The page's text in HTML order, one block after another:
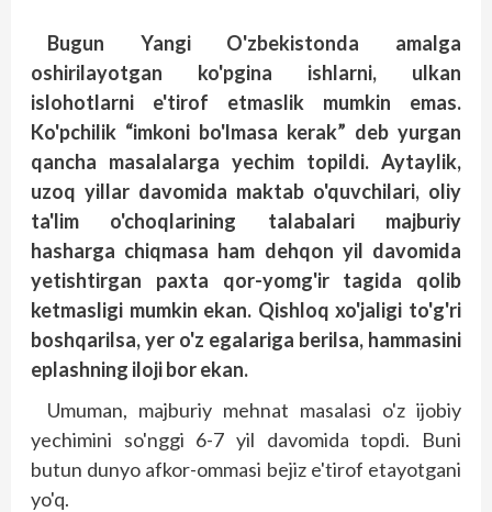
Bugun Yangi O'zbekistonda amalga
oshirilayotgan ko'pgina ishlarni, ulkan
islohotlarni e'tirof etmaslik mumkin emas.
Ko'pchilik “imkoni bo'lmasa kerak” deb yurgan
qancha masalalarga yechim topildi. Aytaylik,
uzoq yillar davomida maktab o'quvchilari, oliy
ta'lim o'choqlarining talabalari majburiy
hasharga chiqmasa ham dehqon yil davomida
yetishtirgan paxta qor-yomg'ir tagida qolib
ketmasligi mumkin ekan. Qishloq xo'jaligi to'g'ri
boshqarilsa, yer o'z egalariga berilsa, hammasini
eplashning iloji bor ekan.
Umuman, majburiy mehnat masalasi o'z ijobiy
yechimini so'nggi 6-7 yil davomida topdi. Buni
butun dunyo afkor-ommasi bejiz e'tirof etayotgani
yo'q.